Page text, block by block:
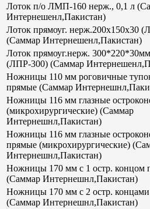
Лоток п/о ЛМП-160 нерж., 0,1 л
Интернешенл,Пакистан)
Лоток прямоуг. нерж.200х150х30
(Саммар Интернешенл,Пакистан)
Лоток прямоуг.нерж. 300*220*30мм
(ЛПР-300) (Саммар
Ножницы 110 мм роговичные
прямые (Саммар
Ножницы 116 мм глазные
(микрохирургические) (Саммар
Интернешнл,Пакистан)
Ножницы 116 мм глазные
прямые (микрохирургические)
Интернешнл,Пакистан)
Ножницы 170 мм с 1 остр. концом
(Саммар Интернешнл,Пакистан)
Ножницы 170 мм с 2 остр.
(Саммар Интернешнл,Пакистан)